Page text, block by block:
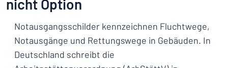
nicht Option
Notausgangsschilder kennzeichnen Fluchtwege,
Notausgänge und Rettungswege in Gebäuden. In
Deutschland schreibt die